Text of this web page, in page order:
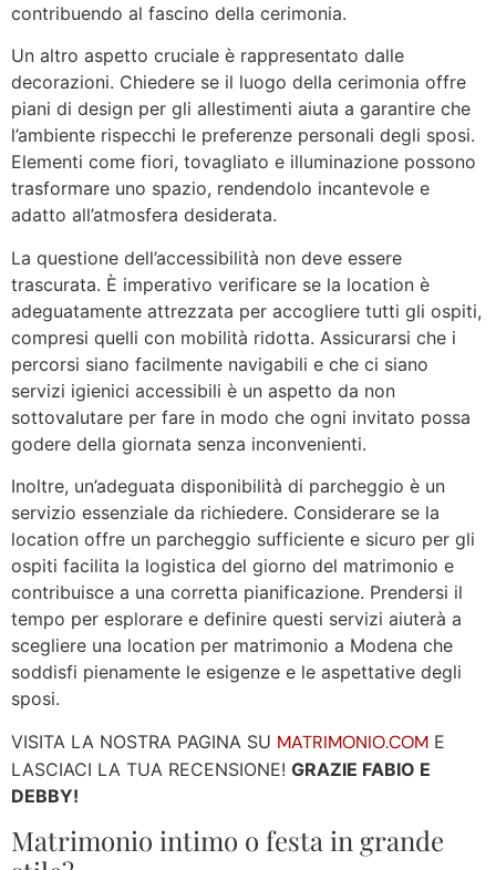
contribuendo al fascino della cerimonia.
Un altro aspetto cruciale è rappresentato dalle
decorazioni. Chiedere se il luogo della cerimonia offre
piani di design per gli allestimenti aiuta a garantire che
l’ambiente rispecchi le preferenze personali degli sposi.
Elementi come fiori, tovagliato e illuminazione possono
trasformare uno spazio, rendendolo incantevole e
adatto all’atmosfera desiderata.
La questione dell’accessibilità non deve essere
trascurata. È imperativo verificare se la location è
adeguatamente attrezzata per accogliere tutti gli ospiti,
compresi quelli con mobilità ridotta. Assicurarsi che i
percorsi siano facilmente navigabili e che ci siano
servizi igienici accessibili è un aspetto da non
sottovalutare per fare in modo che ogni invitato possa
godere della giornata senza inconvenienti.
Inoltre, un’adeguata disponibilità di parcheggio è un
servizio essenziale da richiedere. Considerare se la
location offre un parcheggio sufficiente e sicuro per gli
ospiti facilita la logistica del giorno del matrimonio e
contribuisce a una corretta pianificazione. Prendersi il
tempo per esplorare e definire questi servizi aiuterà a
scegliere una location per matrimonio a Modena che
soddisfi pienamente le esigenze e le aspettative degli
sposi.
VISITA LA NOSTRA PAGINA SU MATRIMONIO.COM E
LASCIACI LA TUA RECENSIONE! GRAZIE FABIO E
DEBBY!
Matrimonio intimo o festa in grande